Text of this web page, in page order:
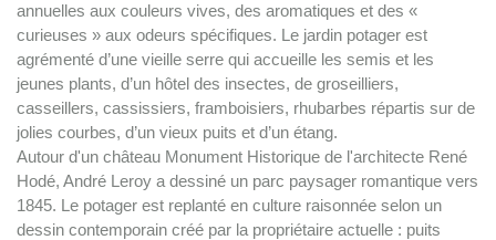
annuelles aux couleurs vives, des aromatiques et des «
curieuses » aux odeurs spécifiques. Le jardin potager est
agrémenté d’une vieille serre qui accueille les semis et les
jeunes plants, d’un hôtel des insectes, de groseilliers,
casseillers, cassissiers, framboisiers, rhubarbes répartis sur de
jolies courbes, d’un vieux puits et d’un étang.
Autour d'un château Monument Historique de l'architecte René
Hodé, André Leroy a dessiné un parc paysager romantique vers
1845. Le potager est replanté en culture raisonnée selon un
dessin contemporain créé par la propriétaire actuelle : puits